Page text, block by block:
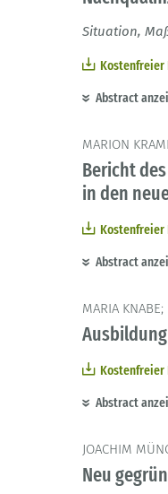
Situation,
Kostenfreier
Abstract
MARION
Bericht
in den
Kostenfreier
Abstract
MARIA KNABE;
Kostenfreier
Abstract
JOACHIM
Neu